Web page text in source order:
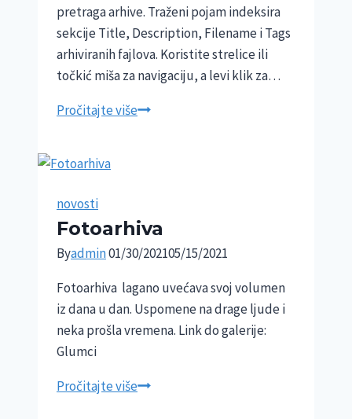
pretraga arhive. Traženi pojam indeksira
sekcije Title, Description, Filename i Tags
arhiviranih fajlova. Koristite strelice ili
točkić miša za navigaciju, a levi klik za…
Pročitajte višeKPGT
novosti
Fotoarhiva
Byadmin01/30/202105/15/2021
Fotoarhiva lagano uvećava svoj volumen
iz dana u dan. Uspomene na drage ljude i
neka prošla vremena. Link do galerije:
Glumci
Pročitajte višeFotoarhiva